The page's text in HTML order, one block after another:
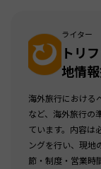
ライター
トリ
地情報
海外旅行における
など、海外旅行の
ています。内容は
ングを行い、現地
節・制度・営業時